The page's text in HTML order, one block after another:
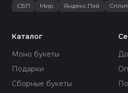
СБП Мир Яндекс Пэй Сплит
Каталог
Моно букеты
Подарки
Сборные букеты